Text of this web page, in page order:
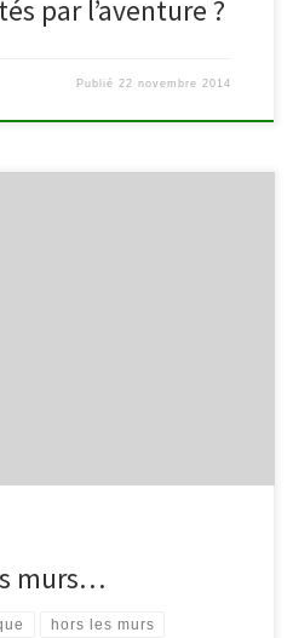
par l’aventure ?
Publié 22 novembre 2014
murs…
hors les murs